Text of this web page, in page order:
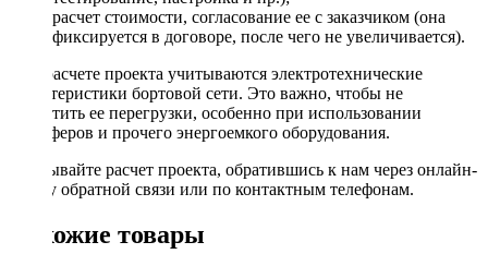
расчет стоимости, согласование ее с заказчиком (она
фиксируется в договоре, после чего не увеличивается).
При расчете проекта учитываются электротехнические
характеристики бортовой сети. Это важно, чтобы не
допустить ее перегрузки, особенно при использовании
сабвуферов и прочего энергоемкого оборудования.
Заказывайте расчет проекта, обратившись к нам через онлайн-
форму обратной связи или по контактным телефонам.
Похожие товары